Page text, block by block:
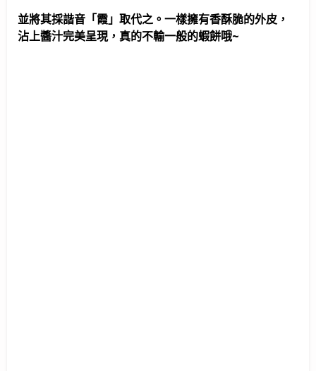
並將其採諧音「霞」取代之。一樣擁有香酥脆的外皮，
沾上醬汁完美呈現，真的不輸一般的蝦餅哦~